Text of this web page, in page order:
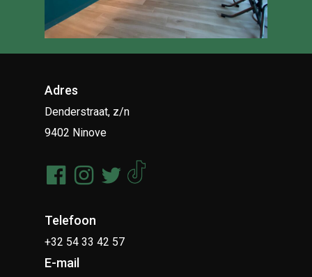
Adres
Denderstraat, z/n
9402 Ninove
Telefoon
+32 54 33 42 57
E-mail